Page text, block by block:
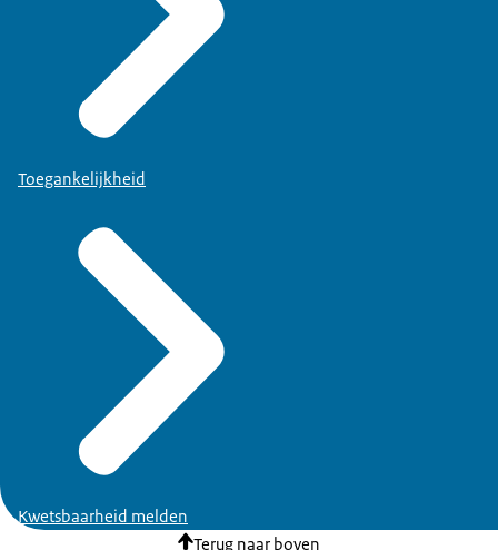
Toegankelijkheid
Kwetsbaarheid melden
Terug naar boven